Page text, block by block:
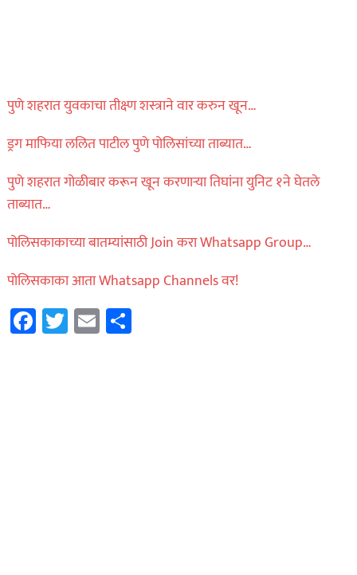
पुणे शहरात युवकाचा तीक्ष्ण शस्त्राने वार करुन खून…
ड्रग माफिया ललित पाटील पुणे पोलिसांच्या ताब्यात…
पुणे शहरात गोळीबार करून खून करणाऱ्या तिघांना युनिट १ने घेतले
ताब्यात…
पोलिसकाकाच्या बातम्यांसाठी Join करा Whatsapp Group…
पोलिसकाका आता Whatsapp Channels वर!
Facebook
Twitter
EmailShare